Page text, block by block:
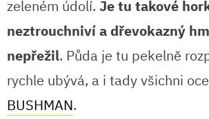
zeleném údolí. Je tu takové
neztrouchniví a dřevokazný
nepřežil. Půda je tu pekelně
rychle ubývá, a i tady všichni
BUSHMAN.